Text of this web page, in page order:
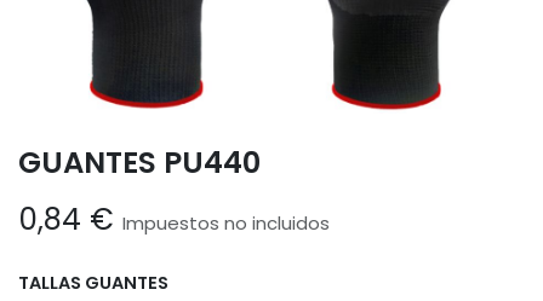
GUANTES PU440
0,84 € Impuestos no incluidos
TALLAS GUANTES